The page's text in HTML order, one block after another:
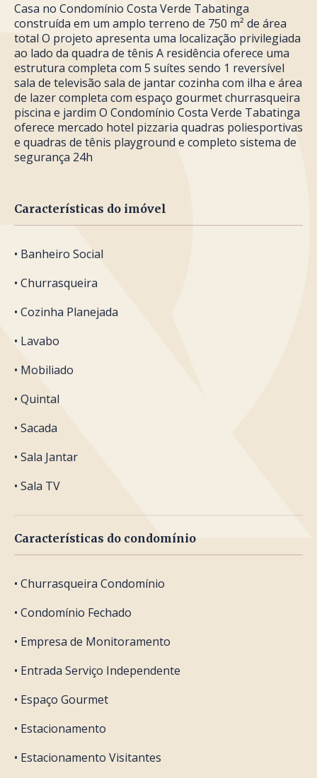
Casa no Condomínio Costa Verde Tabatinga
construída em um amplo terreno de 750 m² de área
total O projeto apresenta uma localização privilegiada
ao lado da quadra de tênis A residência oferece uma
estrutura completa com 5 suítes sendo 1 reversível
sala de televisão sala de jantar cozinha com ilha e área
de lazer completa com espaço gourmet churrasqueira
piscina e jardim O Condomínio Costa Verde Tabatinga
oferece mercado hotel pizzaria quadras poliesportivas
e quadras de tênis playground e completo sistema de
segurança 24h
Características do imóvel
• Banheiro Social
• Churrasqueira
• Cozinha Planejada
• Lavabo
• Mobiliado
• Quintal
• Sacada
• Sala Jantar
• Sala TV
Características do condomínio
• Churrasqueira Condomínio
• Condomínio Fechado
• Empresa de Monitoramento
• Entrada Serviço Independente
• Espaço Gourmet
• Estacionamento
• Estacionamento Visitantes